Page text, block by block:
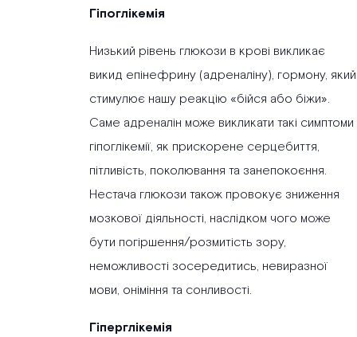
Гіпоглікемія
Низький рівень глюкози в крові викликає
викид епінефрину (адреналіну), гормону, який
стимулює нашу реакцію «бійся або біжи».
Саме адреналін може викликати такі симптоми
гіпоглікемії, як прискорене серцебиття,
пітливість, поколювання та занепокоєння.
Нестача глюкози також провокує зниження
мозкової діяльності, наслідком чого може
бути погіршення/розмитість зору,
неможливості зосередитись, невиразної
мови, оніміння та сонливості.
Гіперглікемія